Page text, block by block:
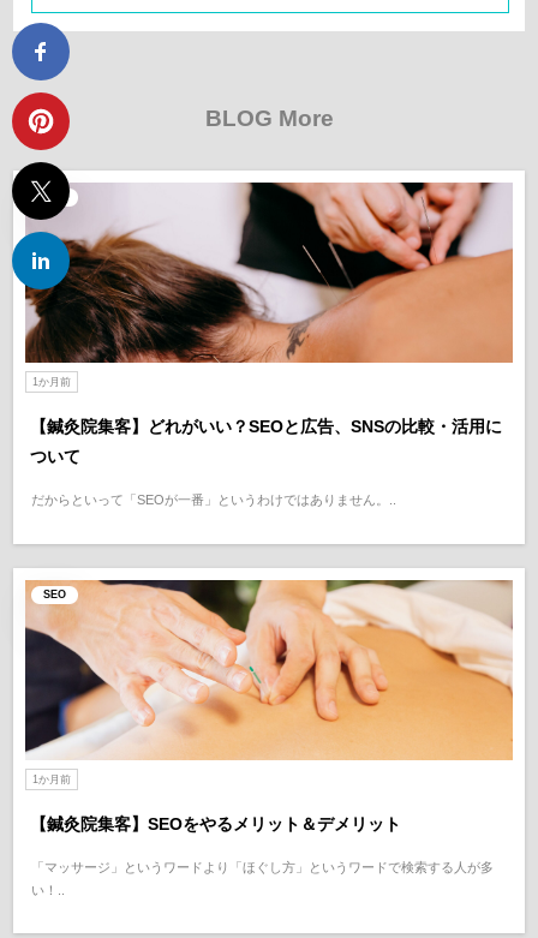
BLOG More
SEO
1か月前
【鍼灸院集客】どれがいい？SEOと広告、SNSの比較・活用に
ついて
だからといって「SEOが一番」というわけではありません。..
SEO
1か月前
【鍼灸院集客】SEOをやるメリット＆デメリット
「マッサージ」というワードより「ほぐし方」というワードで検索する人が多
い！..